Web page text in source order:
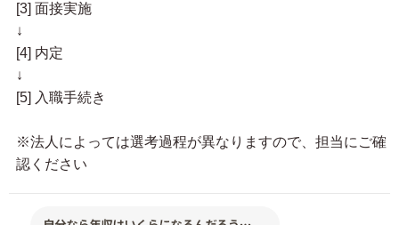
[3] 面接実施
↓
[4] 内定
↓
[5] 入職手続き
※法人によっては選考過程が異なりますので、担当にご確
認ください